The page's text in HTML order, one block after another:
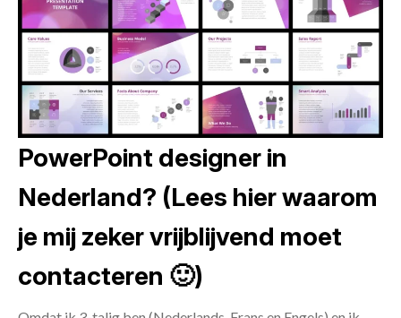
PowerPoint designer in
Nederland? (Lees hier waarom
je mij zeker vrijblijvend moet
contacteren 🙂)